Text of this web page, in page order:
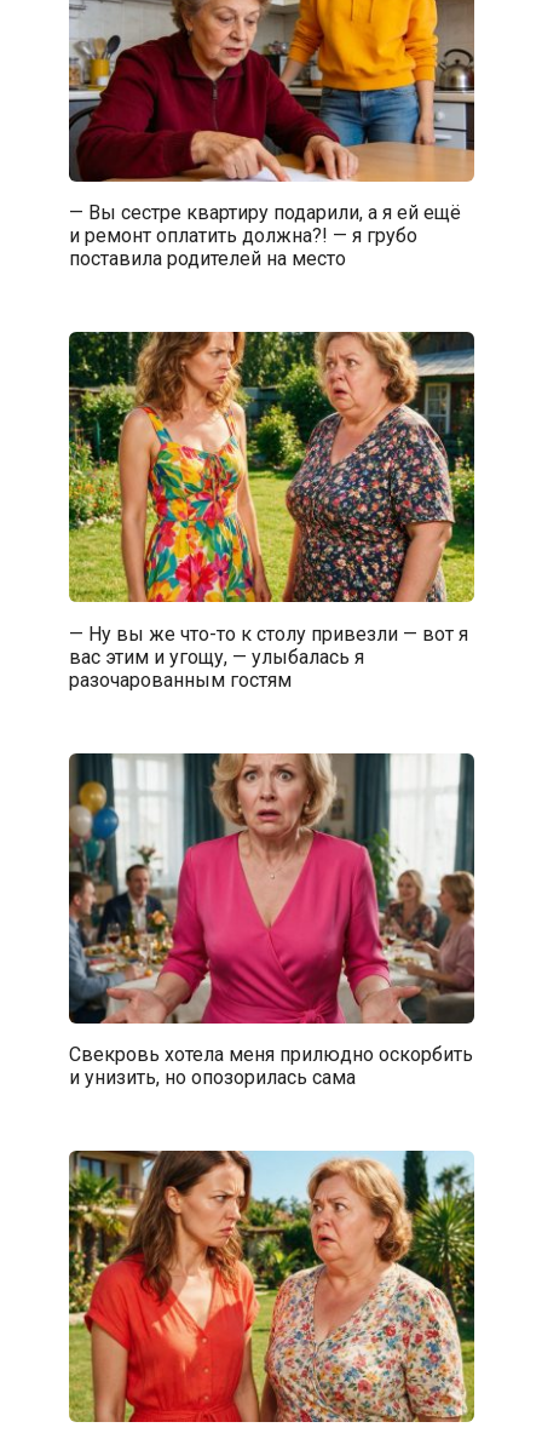
— Вы сестре квартиру подарили, а я ей ещё
и ремонт оплатить должна?! — я грубо
поставила родителей на место
— Ну вы же что-то к столу привезли — вот я
вас этим и угощу, — улыбалась я
разочарованным гостям
Свекровь хотела меня прилюдно оскорбить
и унизить, но опозорилась сама